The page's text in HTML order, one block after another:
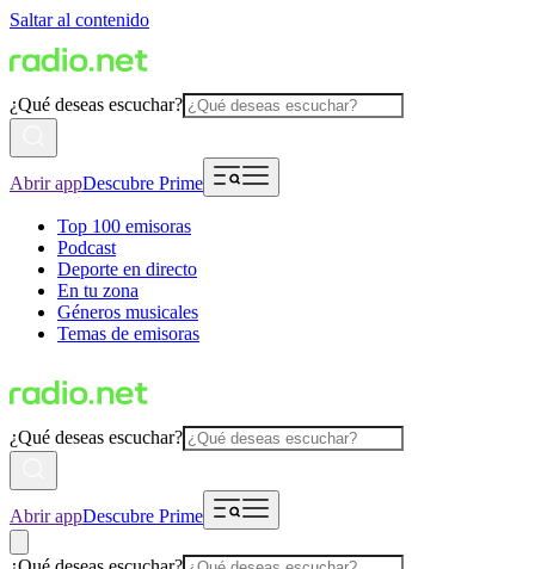
Saltar al contenido
¿Qué deseas escuchar?
Abrir appDescubre Prime
Top 100 emisoras
Podcast
Deporte en directo
En tu zona
Géneros musicales
Temas de emisoras
¿Qué deseas escuchar?
Abrir appDescubre Prime